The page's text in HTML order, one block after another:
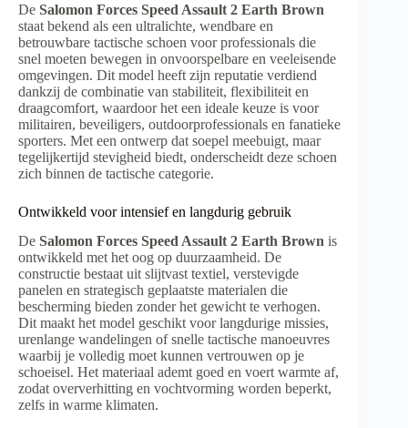
De Salomon Forces Speed Assault 2 Earth Brown
staat bekend als een ultralichte, wendbare en
betrouwbare tactische schoen voor professionals die
snel moeten bewegen in onvoorspelbare en veeleisende
omgevingen. Dit model heeft zijn reputatie verdiend
dankzij de combinatie van stabiliteit, flexibiliteit en
draagcomfort, waardoor het een ideale keuze is voor
militairen, beveiligers, outdoorprofessionals en fanatieke
sporters. Met een ontwerp dat soepel meebuigt, maar
tegelijkertijd stevigheid biedt, onderscheidt deze schoen
zich binnen de tactische categorie.
Ontwikkeld voor intensief en langdurig gebruik
De Salomon Forces Speed Assault 2 Earth Brown is
ontwikkeld met het oog op duurzaamheid. De
constructie bestaat uit slijtvast textiel, verstevigde
panelen en strategisch geplaatste materialen die
bescherming bieden zonder het gewicht te verhogen.
Dit maakt het model geschikt voor langdurige missies,
urenlange wandelingen of snelle tactische manoeuvres
waarbij je volledig moet kunnen vertrouwen op je
schoeisel. Het materiaal ademt goed en voert warmte af,
zodat oververhitting en vochtvorming worden beperkt,
zelfs in warme klimaten.